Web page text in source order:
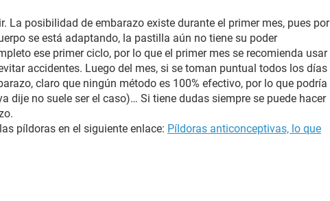
La posibilidad de embarazo existe durante el primer mes, pues por
se está adaptando, la pastilla aún no tiene su poder
ese primer ciclo, por lo que el primer mes se recomienda usar
accidentes. Luego del mes, si se toman puntual todos los días
claro que ningún método es 100% efectivo, por lo que podría
dije no suele ser el caso)… Si tiene dudas siempre se puede hacer
píldoras en el siguiente enlace: Píldoras anticonceptivas, lo que